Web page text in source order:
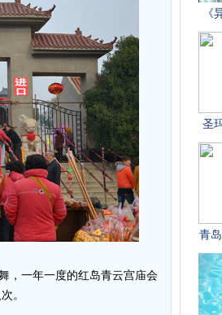
，一年一度的红岛青云宫庙会
。